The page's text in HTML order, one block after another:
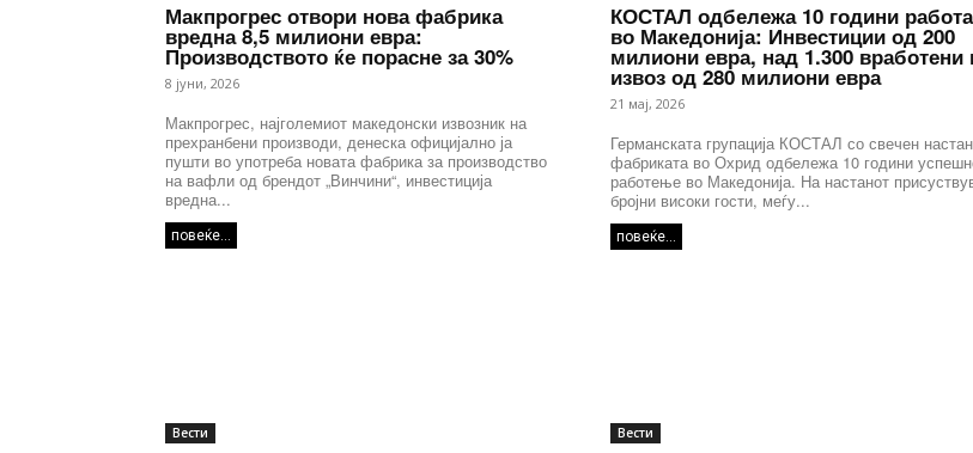
Макпрогрес отвори нова фабрика
вредна 8,5 милиони евра:
Производството ќе порасне за 30%
8 јуни, 2026
Макпрогрес, најголемиот македонски извозник на
прехранбени производи, денеска официјално ја
пушти во употреба новата фабрика за производство
на вафли од брендот „Винчини“, инвестиција
вредна...
повеќе...
КОСТАЛ одбележа 10 години работа
во Македонија: Инвестиции од 200
милиони евра, над 1.300 вработени
извоз од 280 милиони евра
21 мај, 2026
Германската групација КОСТАЛ со свечен
фабриката во Охрид одбележа 10 години
работење во Македонија. На настанот
бројни високи гости, меѓу...
повеќе...
Вести Вести